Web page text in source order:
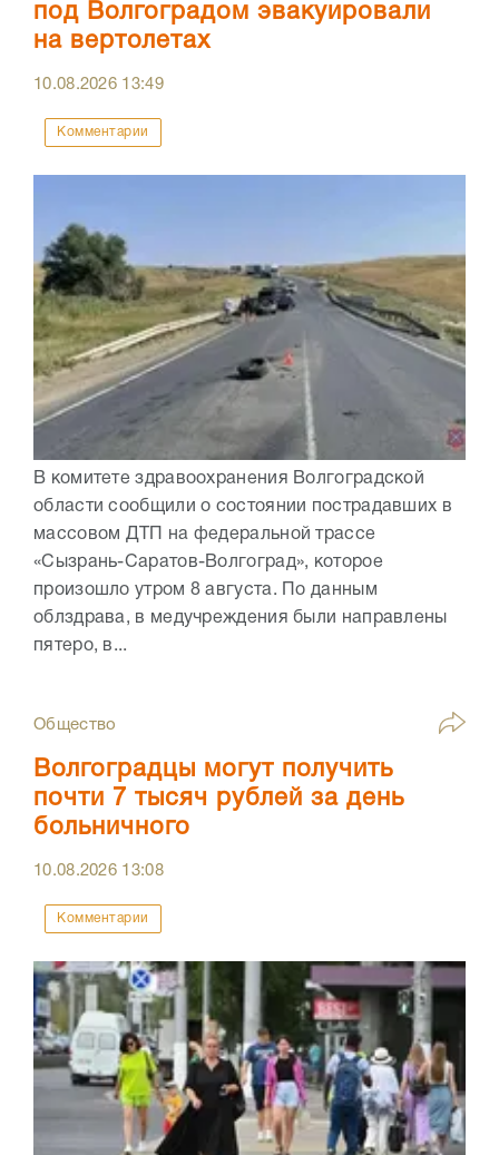
под Волгоградом эвакуировали
на вертолетах
10.08.2026 13:49
Комментарии
В комитете здравоохранения Волгоградской
области сообщили о состоянии пострадавших в
массовом ДТП на федеральной трассе
«Сызрань-Саратов-Волгоград», которое
произошло утром 8 августа. По данным
облздрава, в медучреждения были направлены
пятеро, в...
Общество
Волгоградцы могут получить
почти 7 тысяч рублей за день
больничного
10.08.2026 13:08
Комментарии